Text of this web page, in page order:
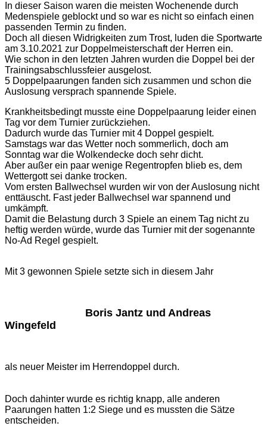
In dieser Saison waren die meisten Wochenende durch
Medenspiele geblockt und so war es nicht so einfach einen
passenden Termin zu finden.
Doch all diesen Widrigkeiten zum Trost, luden die Sportwarte
am 3.10.2021 zur Doppelmeisterschaft der Herren ein.
Wie schon in den letzten Jahren wurden die Doppel bei der
Trainingsabschlussfeier ausgelost.
5 Doppelpaarungen fanden sich zusammen und schon die
Auslosung versprach spannende Spiele.
Krankheitsbedingt musste eine Doppelpaarung leider einen
Tag vor dem Turnier zurückziehen.
Dadurch wurde das Turnier mit 4 Doppel gespielt.
Samstags war das Wetter noch sommerlich, doch am
Sonntag war die Wolkendecke doch sehr dicht.
Aber außer ein paar wenige Regentropfen blieb es, dem
Wettergott sei danke trocken.
Vom ersten Ballwechsel wurden wir von der Auslosung nicht
enttäuscht. Fast jeder Ballwechsel war spannend und
umkämpft.
Damit die Belastung durch 3 Spiele an einem Tag nicht zu
heftig werden würde, wurde das Turnier mit der sogenannte
No-Ad Regel gespielt.
Mit 3 gewonnen Spiele setzte sich in diesem Jahr
Boris Jantz und Andreas
Wingefeld
als neuer Meister im Herrendoppel durch.
Doch dahinter wurde es richtig knapp, alle anderen
Paarungen hatten 1:2 Siege und es mussten die Sätze
entscheiden.